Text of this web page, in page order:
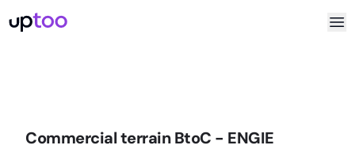
Commercial terrain BtoC - ENGIE